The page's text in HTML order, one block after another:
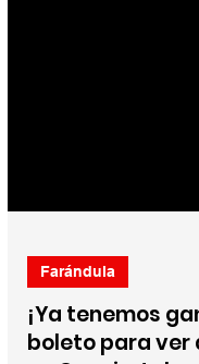
Farándula